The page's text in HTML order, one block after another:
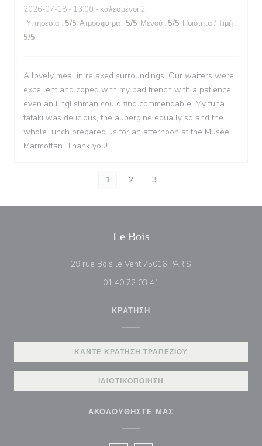
2026-07-18 - 13:00 - καλεσμένοι 2
Υπηρεσία : 5/5 Ατμόσφαιρα : 5/5 Μενού : 5/5 Ποιότητα / Τιμή :
5/5
A lovely meal in relaxed surroundings. Our waiters were
excellent and coped with my bad french with a patience
even an Englishman could find commendable! My tuna
tataki was delicious, the aubergine equally so and the
whole lunch prepared us for an afternoon at the Musèe
Marmottan. Thank you!
1 2 3
Le Bois
29 rue Bois le Vent 75016 PARIS
01 40 72 03 41
ΚΡΆΤΗΣΗ
ΚΆΝΤΕ ΚΡΆΤΗΣΗ ΤΡΑΠΕΖΙΟΎ
ΙΔΙΩΤΙΚΟΠΟΊΗΣΗ
ΑΚΟΛΟΥΘΉΣΤΕ ΜΑΣ